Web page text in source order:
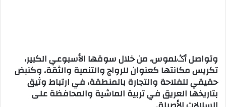
وتواصل أݣلموس، من خلال سوقها الأسبوعي الكبير،
تكريس مكانتها كعنوان للرواج والتنمية والثقة، وكنبض
حقيقي للفلاحة والتجارة بالمنطقة، في ارتباط وثيق
بتاريخها العريق في تربية الماشية والمحافظة على